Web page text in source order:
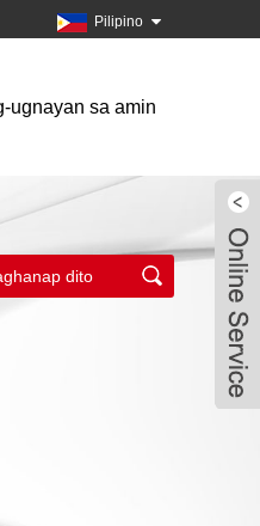
Pilipino
ugnayan sa amin